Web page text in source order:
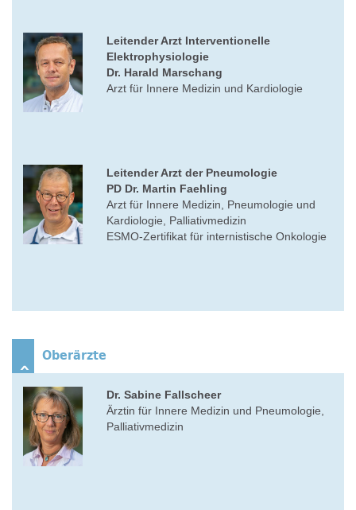
Leitender Arzt Interventionelle
Elektrophysiologie
Dr. Harald Marschang
Arzt für Innere Medizin und Kardiologie
Leitender Arzt der Pneumologie
PD Dr. Martin Faehling
Arzt für Innere Medizin, Pneumologie und
Kardiologie, Palliativmedizin
ESMO-Zertifikat für internistische Onkologie
Oberärzte
Dr. Sabine Fallscheer
Ärztin für Innere Medizin und Pneumologie,
Palliativmedizin